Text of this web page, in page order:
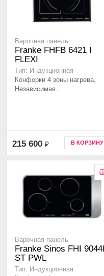
Варочная панель
Franke FHFB 6421 I
FLEXI
Тип: Индукционная
Конфорки 4 зоны нагрева,
Независимая..
215 600 ₽ В КОРЗИНУ
Варочная панель
Franke Sinos FHI 9044I
ST PWL
Тип: Индукционная